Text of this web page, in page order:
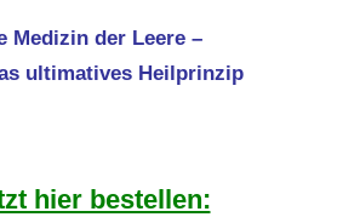
Medizin der Leere –
ultimatives Heilprinzip
hier bestellen: